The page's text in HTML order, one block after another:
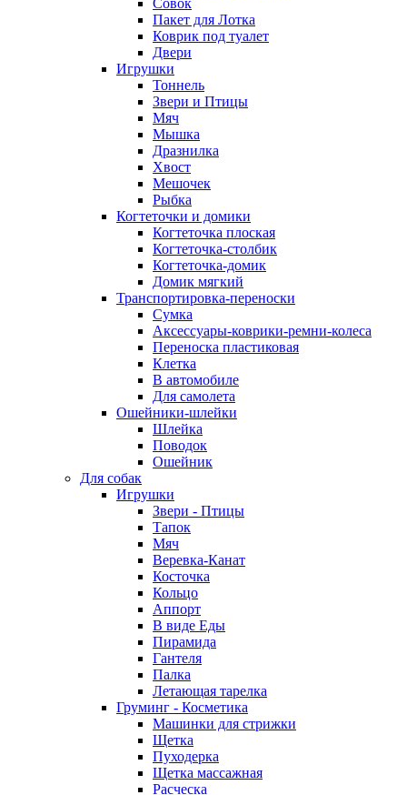
Пакет для Лотка
Коврик под туалет
Двери
Игрушки
Тоннель
Звери и Птицы
Мяч
Мышка
Дразнилка
Хвост
Мешочек
Рыбка
Когтеточки и домики
Когтеточка плоская
Когтеточка-столбик
Когтеточка-домик
Домик мягкий
Транспортировка-переноски
Сумка
Аксессуары-коврики-ремни-колеса
Переноска пластиковая
Клетка
В автомобиле
Для самолета
Ошейники-шлейки
Шлейка
Поводок
Ошейник
Для собак
Игрушки
Звери - Птицы
Тапок
Мяч
Веревка-Канат
Косточка
Кольцо
Аппорт
В виде Еды
Пирамида
Гантеля
Палка
Летающая тарелка
Груминг - Косметика
Машинки для стрижки
Щетка
Пуходерка
Щетка массажная
Расческа